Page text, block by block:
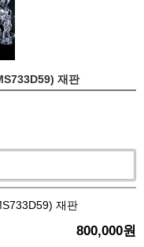
재판
재판
800,000원